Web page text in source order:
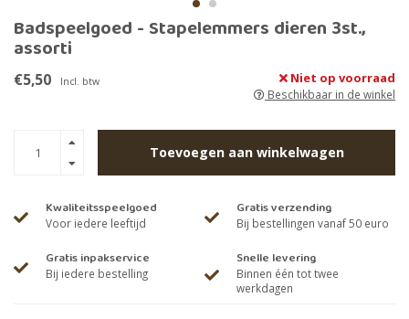
Badspeelgoed - Stapelemmers dieren 3st.,
assorti
€5,50 Incl. btw Niet op voorraad
Beschikbaar in de winkel
Toevoegen aan winkelwagen
Kwaliteitsspeelgoed
Voor iedere leeftijd
Gratis verzending
Bij bestellingen vanaf 50 euro
Gratis inpakservice
Bij iedere bestelling
Snelle levering
Binnen één tot twee
werkdagen